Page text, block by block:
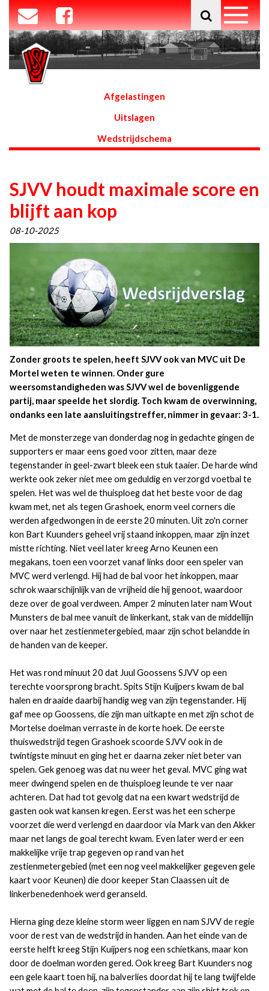
Afgelastingen
Uitslagen
Wedstrijdschema
SJVV houdt maximale score en
blijft aan kop
08-10-2025
Zonder groots te spelen, heeft SJVV ook van MVC uit De
Mortel weten te winnen. Onder gure
weersomstandigheden was SJVV wel de bovenliggende
partij, maar speelde het slordig. Toch kwam de overwinning,
ondanks een late aansluitingstreffer, nimmer in gevaar: 3-1.
Met de monsterzege van donderdag nog in gedachte gingen de
supporters er maar eens goed voor zitten, maar deze
tegenstander in geel-zwart bleek een stuk taaier. De harde wind
werkte ook zeker niet mee om geduldig en verzorgd voetbal te
spelen. Het was wel de thuisploeg dat het beste voor de dag
kwam met, net als tegen Grashoek, enorm veel corners die
werden afgedwongen in de eerste 20 minuten. Uit zo'n corner
kon Bart Kuunders geheel vrij staand inkoppen, maar zijn inzet
mistte richting. Niet veel later kreeg Arno Keunen een
megakans, toen een voorzet vanaf links door een speler van
MVC werd verlengd. Hij had de bal voor het inkoppen, maar
schrok waarschijnlijk van de vrijheid die hij genoot, waardoor
deze over de goal verdween. Amper 2 minuten later nam Wout
Munsters de bal mee vanuit de linkerkant, stak van de middellijn
over naar het zestienmetergebied, maar zijn schot belandde in
de handen van de keeper.
Het was rond minuut 20 dat Juul Goossens SJVV op een
terechte voorsprong bracht. Spits Stijn Kuijpers kwam de bal
halen en draaide daarbij handig weg van zijn tegenstander. Hij
gaf mee op Goossens, die zijn man uitkapte en met zijn schot de
Mortelse doelman verraste in de korte hoek. De eerste
thuiswedstrijd tegen Grashoek scoorde SJVV ook in de
twintigste minuut en ging het er daarna zeker niet beter van
spelen. Gek genoeg was dat nu weer het geval. MVC ging wat
meer dwingend spelen en de thuisploeg leunde te ver naar
achteren. Dat had tot gevolg dat na een kwart wedstrijd de
gasten ook wat kansen kregen. Eerst was het een scherpe
voorzet die werd verlengd en daardoor via Mark van den Akker
maar net langs de goal terecht kwam. Even later werd er een
makkelijke vrije trap gegeven op rand van het
zestienmetergebied (met een nog veel makkelijker gegeven gele
kaart voor Keunen) die door keeper Stan Claassen uit de
linkerbenedenhoek werd geranseld.
Hierna ging deze kleine storm weer liggen en nam SJVV de regie
voor de rest van de wedstrijd in handen. Aan het einde van de
eerste helft kreeg Stijn Kuijpers nog een schietkans, maar kon
door de doelman worden gered. Ook kreeg Bart Kuunders nog
een gele kaart toen hij, na balverlies doordat hij te lang twijfelde